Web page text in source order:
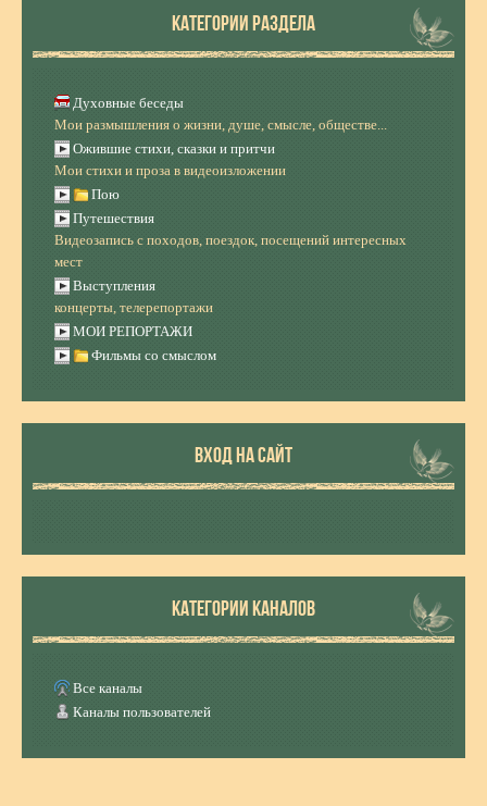
КАТЕГОРИИ РАЗДЕЛА
Духовные беседы
Мои размышления о жизни, душе, смысле, обществе...
Ожившие стихи, сказки и притчи
Мои стихи и проза в видеоизложении
Пою
Путешествия
Видеозапись с походов, поездок, посещений интересных
мест
Выступления
концерты, телерепортажи
МОИ РЕПОРТАЖИ
Фильмы со смыслом
ВХОД НА САЙТ
КАТЕГОРИИ КАНАЛОВ
Все каналы
Каналы пользователей